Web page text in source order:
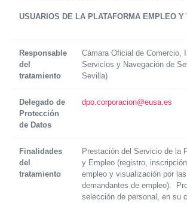
USUARIOS DE LA PLATAFORMA EMPLEO Y
Responsable
del
tratamiento
Cámara Oficial de Comercio,
Servicios y Navegación de
Sevilla)
Delegado de
Protección
de Datos
dpo.corporacion@eusa.es
Finalidades
del
tratamiento
Prestación del Servicio de la
y Empleo (registro,
empleo y visualización por
demandantes de empleo).
selección de personal, en su